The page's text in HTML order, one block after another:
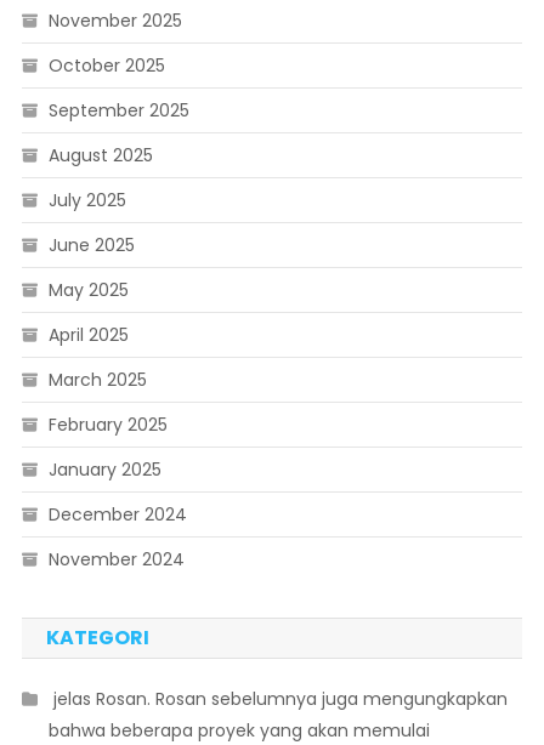
November 2025
October 2025
September 2025
August 2025
July 2025
June 2025
May 2025
April 2025
March 2025
February 2025
January 2025
December 2024
November 2024
KATEGORI
 jelas Rosan. Rosan sebelumnya juga mengungkapkan
bahwa beberapa proyek yang akan memulai